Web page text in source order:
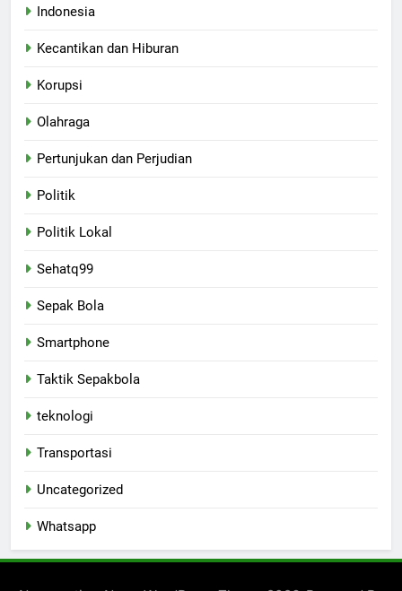
Indonesia
Kecantikan dan Hiburan
Korupsi
Olahraga
Pertunjukan dan Perjudian
Politik
Politik Lokal
Sehatq99
Sepak Bola
Smartphone
Taktik Sepakbola
teknologi
Transportasi
Uncategorized
Whatsapp